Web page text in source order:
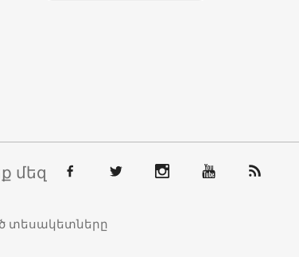
մեզ
տեսակետները